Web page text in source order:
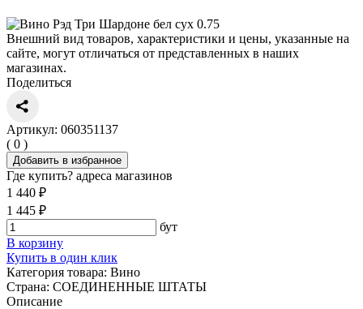
Внешний вид товаров, характеристики и цены, указанные на
сайте, могут отличаться от представленных в наших
магазинах.
Поделиться
Артикул: 060351137
( 0 )
Добавить в избранное
Где купить? адреса магазинов
1 440 ₽
1 445 ₽
бут
В корзину
Купить в один клик
Категория товара: Вино
Страна: СОЕДИНЕННЫЕ ШТАТЫ
Описание